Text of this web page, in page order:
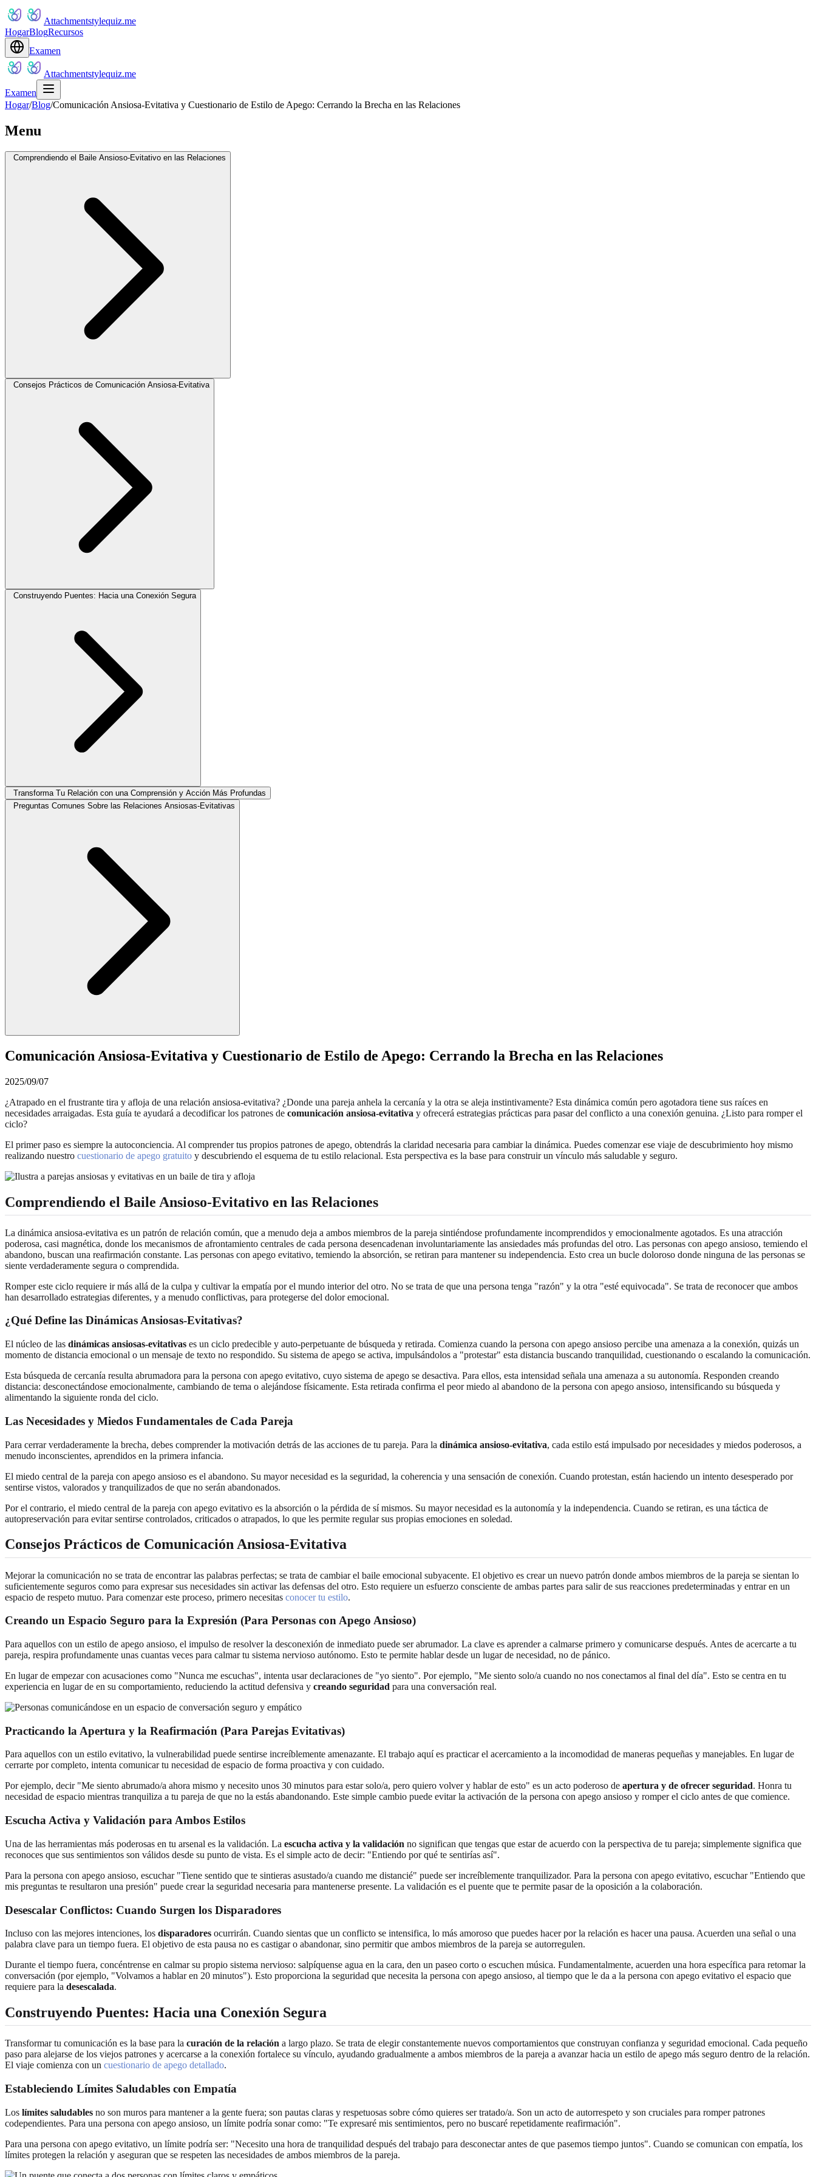
Attachmentstylequiz.me
HogarBlogRecursos
Examen
Attachmentstylequiz.me
Examen
Hogar/Blog/Comunicación Ansiosa-Evitativa y Cuestionario de Estilo de Apego: Cerrando la Brecha en las Relaciones
Menu
Comprendiendo el Baile Ansioso-Evitativo en las Relaciones
Consejos Prácticos de Comunicación Ansiosa-Evitativa
Construyendo Puentes: Hacia una Conexión Segura
Transforma Tu Relación con una Comprensión y Acción Más Profundas
Preguntas Comunes Sobre las Relaciones Ansiosas-Evitativas
Comunicación Ansiosa-Evitativa y Cuestionario de Estilo de Apego: Cerrando la Brecha en las Relaciones
2025/09/07
¿Atrapado en el frustrante tira y afloja de una relación ansiosa-evitativa? ¿Donde una pareja anhela la cercanía y la otra se aleja instintivamente? Esta dinámica común pero agotadora tiene sus raíces en
necesidades arraigadas. Esta guía te ayudará a decodificar los patrones de comunicación ansiosa-evitativa y ofrecerá estrategias prácticas para pasar del conflicto a una conexión genuina. ¿Listo para romper el
ciclo?
El primer paso es siempre la autoconciencia. Al comprender tus propios patrones de apego, obtendrás la claridad necesaria para cambiar la dinámica. Puedes comenzar ese viaje de descubrimiento hoy mismo
realizando nuestro cuestionario de apego gratuito y descubriendo el esquema de tu estilo relacional. Esta perspectiva es la base para construir un vínculo más saludable y seguro.
Comprendiendo el Baile Ansioso-Evitativo en las Relaciones
La dinámica ansiosa-evitativa es un patrón de relación común, que a menudo deja a ambos miembros de la pareja sintiéndose profundamente incomprendidos y emocionalmente agotados. Es una atracción
poderosa, casi magnética, donde los mecanismos de afrontamiento centrales de cada persona desencadenan involuntariamente las ansiedades más profundas del otro. Las personas con apego ansioso, temiendo el
abandono, buscan una reafirmación constante. Las personas con apego evitativo, temiendo la absorción, se retiran para mantener su independencia. Esto crea un bucle doloroso donde ninguna de las personas se
siente verdaderamente segura o comprendida.
Romper este ciclo requiere ir más allá de la culpa y cultivar la empatía por el mundo interior del otro. No se trata de que una persona tenga "razón" y la otra "esté equivocada". Se trata de reconocer que ambos
han desarrollado estrategias diferentes, y a menudo conflictivas, para protegerse del dolor emocional.
¿Qué Define las Dinámicas Ansiosas-Evitativas?
El núcleo de las dinámicas ansiosas-evitativas es un ciclo predecible y auto-perpetuante de búsqueda y retirada. Comienza cuando la persona con apego ansioso percibe una amenaza a la conexión, quizás un
momento de distancia emocional o un mensaje de texto no respondido. Su sistema de apego se activa, impulsándolos a "protestar" esta distancia buscando tranquilidad, cuestionando o escalando la comunicación.
Esta búsqueda de cercanía resulta abrumadora para la persona con apego evitativo, cuyo sistema de apego se desactiva. Para ellos, esta intensidad señala una amenaza a su autonomía. Responden creando
distancia: desconectándose emocionalmente, cambiando de tema o alejándose físicamente. Esta retirada confirma el peor miedo al abandono de la persona con apego ansioso, intensificando su búsqueda y
alimentando la siguiente ronda del ciclo.
Las Necesidades y Miedos Fundamentales de Cada Pareja
Para cerrar verdaderamente la brecha, debes comprender la motivación detrás de las acciones de tu pareja. Para la dinámica ansioso-evitativa, cada estilo está impulsado por necesidades y miedos poderosos, a
menudo inconscientes, aprendidos en la primera infancia.
El miedo central de la pareja con apego ansioso es el abandono. Su mayor necesidad es la seguridad, la coherencia y una sensación de conexión. Cuando protestan, están haciendo un intento desesperado por
sentirse vistos, valorados y tranquilizados de que no serán abandonados.
Por el contrario, el miedo central de la pareja con apego evitativo es la absorción o la pérdida de sí mismos. Su mayor necesidad es la autonomía y la independencia. Cuando se retiran, es una táctica de
autopreservación para evitar sentirse controlados, criticados o atrapados, lo que les permite regular sus propias emociones en soledad.
Consejos Prácticos de Comunicación Ansiosa-Evitativa
Mejorar la comunicación no se trata de encontrar las palabras perfectas; se trata de cambiar el baile emocional subyacente. El objetivo es crear un nuevo patrón donde ambos miembros de la pareja se sientan lo
suficientemente seguros como para expresar sus necesidades sin activar las defensas del otro. Esto requiere un esfuerzo consciente de ambas partes para salir de sus reacciones predeterminadas y entrar en un
espacio de respeto mutuo. Para comenzar este proceso, primero necesitas conocer tu estilo.
Creando un Espacio Seguro para la Expresión (Para Personas con Apego Ansioso)
Para aquellos con un estilo de apego ansioso, el impulso de resolver la desconexión de inmediato puede ser abrumador. La clave es aprender a calmarse primero y comunicarse después. Antes de acercarte a tu
pareja, respira profundamente unas cuantas veces para calmar tu sistema nervioso autónomo. Esto te permite hablar desde un lugar de necesidad, no de pánico.
En lugar de empezar con acusaciones como "Nunca me escuchas", intenta usar declaraciones de "yo siento". Por ejemplo, "Me siento solo/a cuando no nos conectamos al final del día". Esto se centra en tu
experiencia en lugar de en su comportamiento, reduciendo la actitud defensiva y creando seguridad para una conversación real.
Practicando la Apertura y la Reafirmación (Para Parejas Evitativas)
Para aquellos con un estilo evitativo, la vulnerabilidad puede sentirse increíblemente amenazante. El trabajo aquí es practicar el acercamiento a la incomodidad de maneras pequeñas y manejables. En lugar de
cerrarte por completo, intenta comunicar tu necesidad de espacio de forma proactiva y con cuidado.
Por ejemplo, decir "Me siento abrumado/a ahora mismo y necesito unos 30 minutos para estar solo/a, pero quiero volver y hablar de esto" es un acto poderoso de apertura y de ofrecer seguridad. Honra tu
necesidad de espacio mientras tranquiliza a tu pareja de que no la estás abandonando. Este simple cambio puede evitar la activación de la persona con apego ansioso y romper el ciclo antes de que comience.
Escucha Activa y Validación para Ambos Estilos
Una de las herramientas más poderosas en tu arsenal es la validación. La escucha activa y la validación no significan que tengas que estar de acuerdo con la perspectiva de tu pareja; simplemente significa que
reconoces que sus sentimientos son válidos desde su punto de vista. Es el simple acto de decir: "Entiendo por qué te sentirías así".
Para la persona con apego ansioso, escuchar "Tiene sentido que te sintieras asustado/a cuando me distancié" puede ser increíblemente tranquilizador. Para la persona con apego evitativo, escuchar "Entiendo que
mis preguntas te resultaron una presión" puede crear la seguridad necesaria para mantenerse presente. La validación es el puente que te permite pasar de la oposición a la colaboración.
Desescalar Conflictos: Cuando Surgen los Disparadores
Incluso con las mejores intenciones, los disparadores ocurrirán. Cuando sientas que un conflicto se intensifica, lo más amoroso que puedes hacer por la relación es hacer una pausa. Acuerden una señal o una
palabra clave para un tiempo fuera. El objetivo de esta pausa no es castigar o abandonar, sino permitir que ambos miembros de la pareja se autorregulen.
Durante el tiempo fuera, concéntrense en calmar su propio sistema nervioso: salpíquense agua en la cara, den un paseo corto o escuchen música. Fundamentalmente, acuerden una hora específica para retomar la
conversación (por ejemplo, "Volvamos a hablar en 20 minutos"). Esto proporciona la seguridad que necesita la persona con apego ansioso, al tiempo que le da a la persona con apego evitativo el espacio que
requiere para la desescalada.
Construyendo Puentes: Hacia una Conexión Segura
Transformar tu comunicación es la base para la curación de la relación a largo plazo. Se trata de elegir constantemente nuevos comportamientos que construyan confianza y seguridad emocional. Cada pequeño
paso para alejarse de los viejos patrones y acercarse a la conexión fortalece su vínculo, ayudando gradualmente a ambos miembros de la pareja a avanzar hacia un estilo de apego más seguro dentro de la relación.
El viaje comienza con un cuestionario de apego detallado.
Estableciendo Límites Saludables con Empatía
Los límites saludables no son muros para mantener a la gente fuera; son pautas claras y respetuosas sobre cómo quieres ser tratado/a. Son un acto de autorrespeto y son cruciales para romper patrones
codependientes. Para una persona con apego ansioso, un límite podría sonar como: "Te expresaré mis sentimientos, pero no buscaré repetidamente reafirmación".
Para una persona con apego evitativo, un límite podría ser: "Necesito una hora de tranquilidad después del trabajo para desconectar antes de que pasemos tiempo juntos". Cuando se comunican con empatía, los
límites protegen la relación y aseguran que se respeten las necesidades de ambos miembros de la pareja.